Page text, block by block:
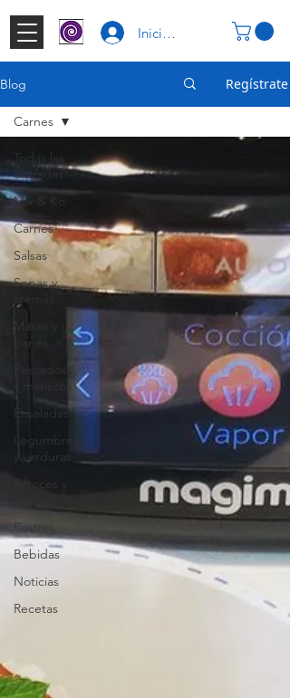
Iniciar Sesión
Blog Regístrate
Todas las
entradas
Mix & Ko
Carnes
Salsas
Sopas y
cremas
Masas y
panes
Pescados
y mariscos
Ensaladas
Legumbres
y verduras
Arroces y
Postres
Bebidas
Noticias
Recetas
Carnes